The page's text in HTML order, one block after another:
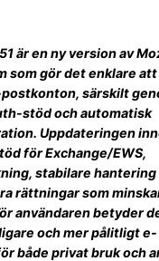
är en ny version av
som gör det enklare att
särskilt
stöd och automatisk
Uppdateringen
för Exchange/EWS,
stabilare hantering
rättningar som
användaren betyder
och mer pålitligt e-
både privat bruk och